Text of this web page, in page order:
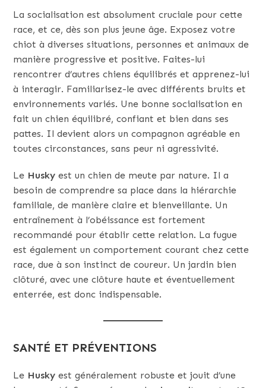
La socialisation est absolument cruciale pour cette
race, et ce, dès son plus jeune âge. Exposez votre
chiot à diverses situations, personnes et animaux de
manière progressive et positive. Faites-lui
rencontrer d’autres chiens équilibrés et apprenez-lui
à interagir. Familiarisez-le avec différents bruits et
environnements variés. Une bonne socialisation en
fait un chien équilibré, confiant et bien dans ses
pattes. Il devient alors un compagnon agréable en
toutes circonstances, sans peur ni agressivité.
Le Husky est un chien de meute par nature. Il a
besoin de comprendre sa place dans la hiérarchie
familiale, de manière claire et bienveillante. Un
entraînement à l’obéissance est fortement
recommandé pour établir cette relation. La fugue
est également un comportement courant chez cette
race, due à son instinct de coureur. Un jardin bien
clôturé, avec une clôture haute et éventuellement
enterrée, est donc indispensable.
SANTÉ ET PRÉVENTIONS
Le Husky est généralement robuste et jouit d’une